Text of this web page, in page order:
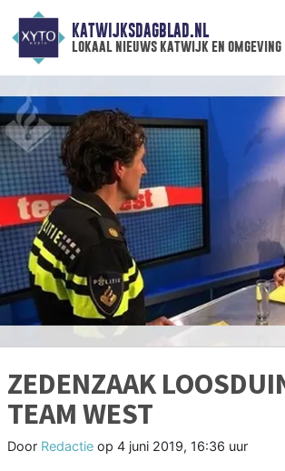
KATWIJKSDAGBLAD.NL
lokaal nieuws katwijk en omgeving
ZEDENZAAK
TEAM WEST
Door Redactie op 4 juni 2019, 16:36 uur